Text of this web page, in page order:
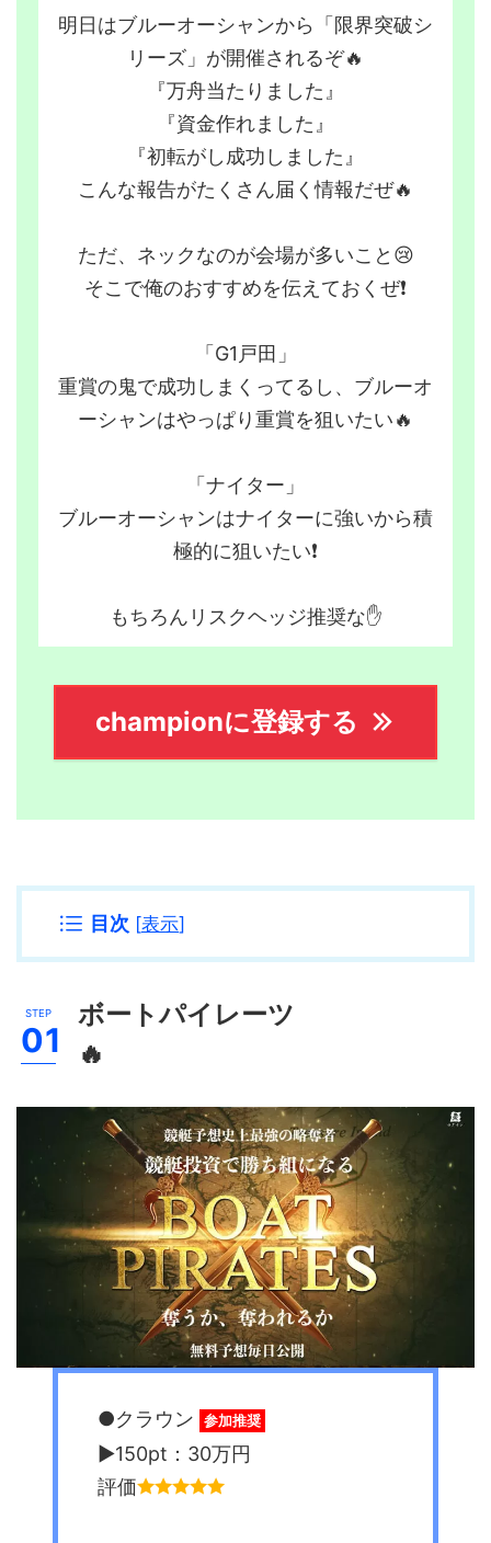
明日はブルーオーシャンから「限界突破シ
リーズ」が開催されるぞ🔥
『万舟当たりました』
『資金作れました』
『初転がし成功しました』
こんな報告がたくさん届く情報だぜ🔥
ただ、ネックなのが会場が多いこと😢
そこで俺のおすすめを伝えておくぜ❗️
「G1戸田」
重賞の鬼で成功しまくってるし、ブルーオ
ーシャンはやっぱり重賞を狙いたい🔥
「ナイター」
ブルーオーシャンはナイターに強いから積
極的に狙いたい❗️
もちろんリスクヘッジ推奨な✋
championに登録する
目次 [表示]
ボートパイレーツ
🔥
●クラウン 参加推奨
▶︎150pt：30万円
評価